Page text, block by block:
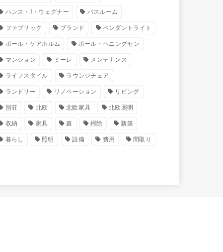
ハンス・J・ウェグナー バスルーム
ファブリック ブランド ペンダントライト
ポール・ケアホルム ポール・ヘニングセン
マンション ミーレ メンテナンス
ライフスタイル ラウンジチェア
ランドリー リノベーション リビング
別荘 北欧 北欧家具 北欧照明
収納 家具 庭 掃除 新築
暮らし 照明 設備 費用 間取り